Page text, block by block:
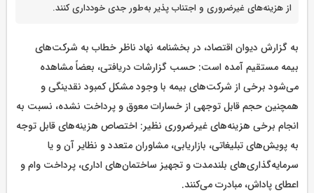
از هزینه‌های غیرضروری و اجتناب پذیر به‌طور جدی خودداری کنند.
به گزارش دیوان اقتصاد، در بخشنامه نهاد ناظر خطاب به شرکت‌های
بیمه مستقیم آمده است: حسب گزارشات دریافتی، بعضاً مشاهده
می‌شود برخی از شرکت‌های بیمه با وجود مشکل کمبود نقدینگی و
همچنین حجم قابل توجهی از خسارات معوق و پرداخت نشده، نسبت به
انجام برخی هزینه‌های غیرضروری نظیر: اختصاص هزینه‌های قابل توجه
به پویش‌های تبلیغاتی، بازاریابی، مشاوران متعدد و نظایر آن و یا
سرمایه‌گذاری‌های بلندمدت و تجهیز ساختمان‌های اداری، پرداخت وام و
اعطای پاداش، مبادرت می‌کنند.